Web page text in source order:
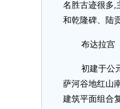
名胜古迹很多,
和乾隆碑、陆
布达拉宫
初建于公
萨河谷地红山
建筑平面组合